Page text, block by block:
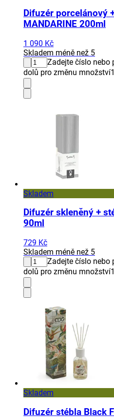
Difuzér porcelánový
MANDARINE 200ml
1 090 Kč
Skladem méně než 5
Zadejte číslo nebo
dolů pro změnu množství1
Skladem
Difuzér skleněný +
90ml
729 Kč
Skladem méně než 5
Zadejte číslo nebo
dolů pro změnu množství1
Skladem
Difuzér stébla Black